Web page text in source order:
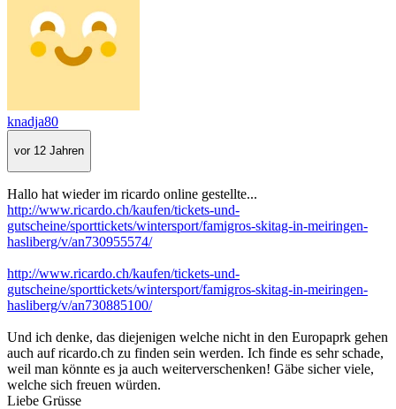
knadja80
vor 12 Jahren
Hallo hat wieder im ricardo online gestellte...
http://www.ricardo.ch/kaufen/tickets-und-
gutscheine/sporttickets/wintersport/famigros-skitag-in-meiringen-
hasliberg/v/an730955574/
http://www.ricardo.ch/kaufen/tickets-und-
gutscheine/sporttickets/wintersport/famigros-skitag-in-meiringen-
hasliberg/v/an730885100/
Und ich denke, das diejenigen welche nicht in den Europaprk gehen
auch auf ricardo.ch zu finden sein werden. Ich finde es sehr schade,
weil man könnte es ja auch weiterverschenken! Gäbe sicher viele,
welche sich freuen würden.
Liebe Grüsse